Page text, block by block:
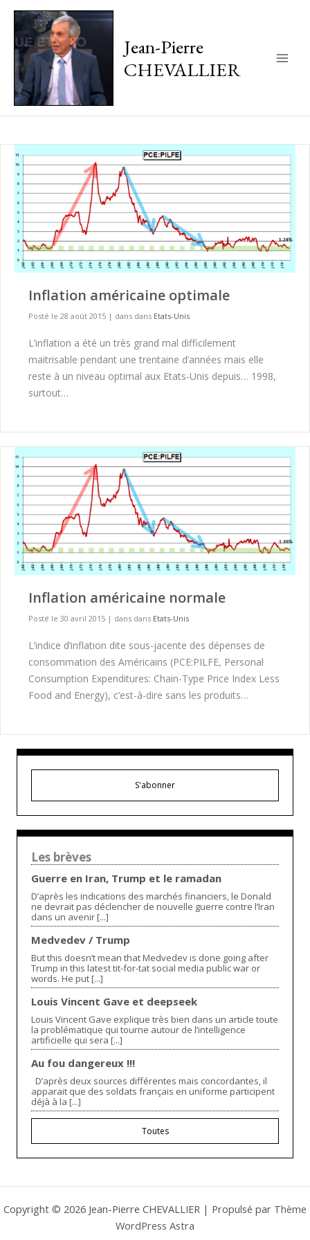
Jean-Pierre
CHEVALLIER
Inflation américaine optimale
Posté le 28 août 2015 | dans dans Etats-Unis
L’inflation a été un très grand mal difficilement
maitrisable pendant une trentaine d’années mais elle
reste à un niveau optimal aux Etats-Unis depuis… 1998,
surtout…
Inflation américaine normale
Posté le 30 avril 2015 | dans dans Etats-Unis
L’indice d’inflation dite sous-jacente des dépenses de
consommation des Américains (PCE:PILFE, Personal
Consumption Expenditures: Chain-Type Price Index Less
Food and Energy), c’est-à-dire sans les produits…
S'abonner
Les brèves
Guerre en Iran, Trump et le ramadan
D’après les indications des marchés financiers, le Donald
ne devrait pas déclencher de nouvelle guerre contre l’Iran
dans un avenir [...]
Medvedev / Trump
But this doesn’t mean that Medvedev is done going after
Trump in this latest tit-for-tat social media public war or
words. He put [...]
Louis Vincent Gave et deepseek
Louis Vincent Gave explique très bien dans un article toute
la problématique qui tourne autour de l’intelligence
artificielle qui sera [...]
Au fou dangereux !!!
D’après deux sources différentes mais concordantes, il
apparait que des soldats français en uniforme participent
déjà à la [...]
Toutes
Copyright © 2026 Jean-Pierre CHEVALLIER | Propulsé par Thème
WordPress Astra